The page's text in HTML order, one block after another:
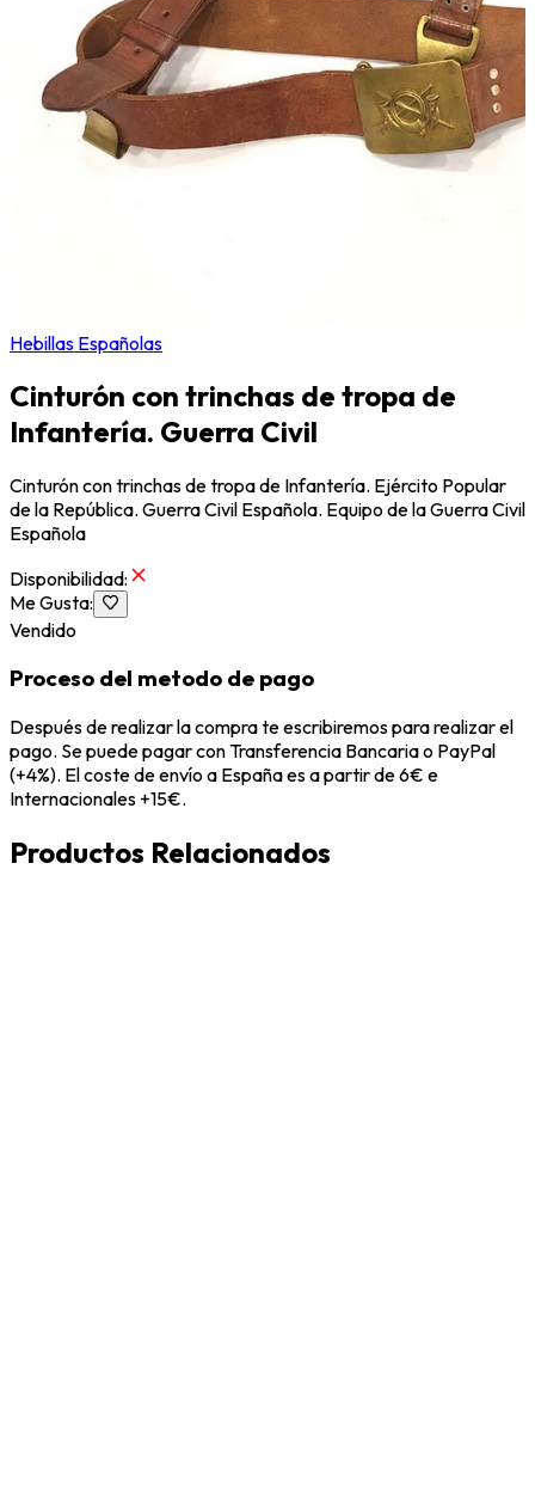
Hebillas Españolas
Cinturón con trinchas de tropa de
Infantería. Guerra Civil
Cinturón con trinchas de tropa de Infantería. Ejército Popular
de la República. Guerra Civil Española. Equipo de la Guerra Civil
Española
Disponibilidad:
Me Gusta:
Vendido
Proceso del metodo de pago
Después de realizar la compra te escribiremos para realizar el
pago. Se puede pagar con Transferencia Bancaria o PayPal
(+4%). El coste de envío a España es a partir de 6€ e
Internacionales +15€.
Productos Relacionados